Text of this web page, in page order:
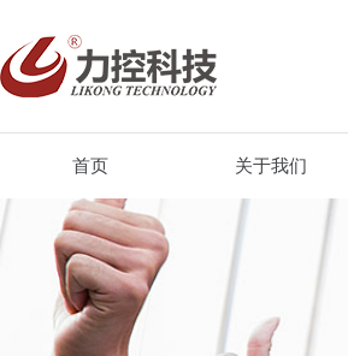
首页 关于我们